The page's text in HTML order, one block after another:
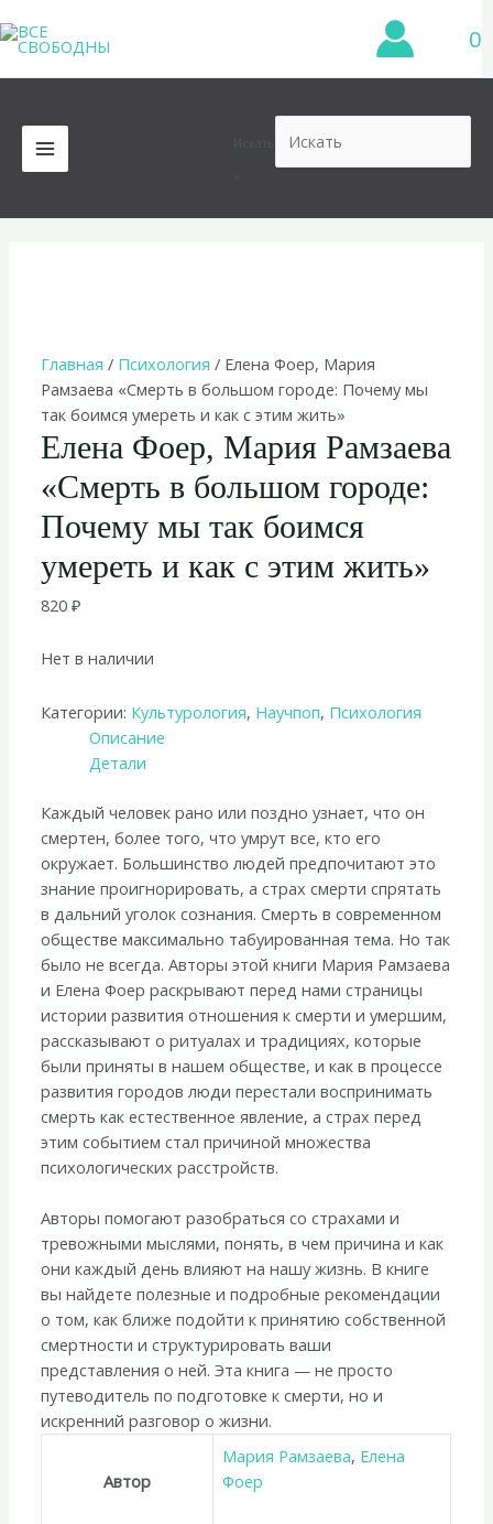
к
содержимому
0
MAIN
MENU
Главная / Психология / Елена Фоер, Мария
Рамзаева «Смерть в большом городе: Почему мы
так боимся умереть и как с этим жить»
Елена Фоер, Мария Рамзаева
«Смерть в большом городе:
Почему мы так боимся
умереть и как с этим жить»
820₽
Нет в наличии
Категории: Культурология, Научпоп, Психология
Описание
Детали
Каждый человек рано или поздно узнает, что он
смертен, более того, что умрут все, кто его
окружает. Большинство людей предпочитают это
знание проигнорировать, а страх смерти спрятать
в дальний уголок сознания. Смерть в современном
обществе максимально табуированная тема. Но так
было не всегда. Авторы этой книги Мария Рамзаева
и Елена Фоер раскрывают перед нами страницы
истории развития отношения к смерти и умершим,
рассказывают о ритуалах и традициях, которые
были приняты в нашем обществе, и как в процессе
развития городов люди перестали воспринимать
смерть как естественное явление, а страх перед
этим событием стал причиной множества
психологических расстройств.
Авторы помогают разобраться со страхами и
тревожными мыслями, понять, в чем причина и как
они каждый день влияют на нашу жизнь. В книге
вы найдете полезные и подробные рекомендации
о том, как ближе подойти к принятию собственной
смертности и структурировать ваши
представления о ней. Эта книга — не просто
путеводитель по подготовке к смерти, но и
искренний разговор о жизни.
Автор
Мария Рамзаева, Елена
Фоер